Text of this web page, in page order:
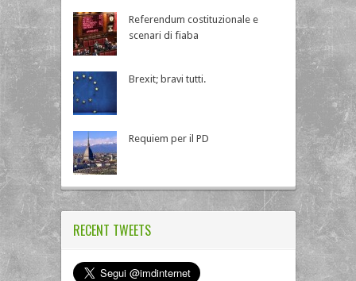
Referendum costituzionale e
scenari di fiaba
Brexit; bravi tutti.
Requiem per il PD
RECENT TWEETS